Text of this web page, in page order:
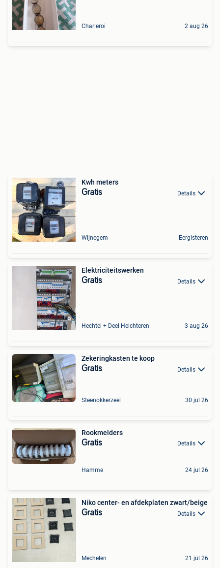
Charleroi 2 aug 26
Kwh meters
Gratis Details
Wijnegem Eergisteren
Elektriciteitswerken
Gratis Details
Hechtel + Deel Helchteren 3 aug 26
Zekeringkasten te koop
Gratis Details
Steenokkerzeel 30 jul 26
Rookmelders
Gratis Details
Hamme 24 jul 26
Niko center- en afdekplaten zwart/beige
Gratis Details
Mechelen 21 jul 26